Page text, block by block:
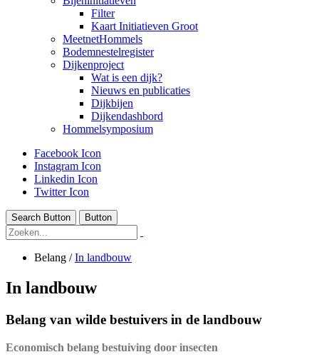
Filter
Kaart Initiatieven Groot
MeetnetHommels
Bodemnestelregister
Dijkenproject
Wat is een dijk?
Nieuws en publicaties
Dijkbijen
Dijkendashbord
Hommelsymposium
Facebook Icon
Instagram Icon
Linkedin Icon
Twitter Icon
Search Button Button
Belang /In landbouw
In landbouw
Belang van wilde bestuivers in de landbouw
Economisch belang bestuiving door insecten